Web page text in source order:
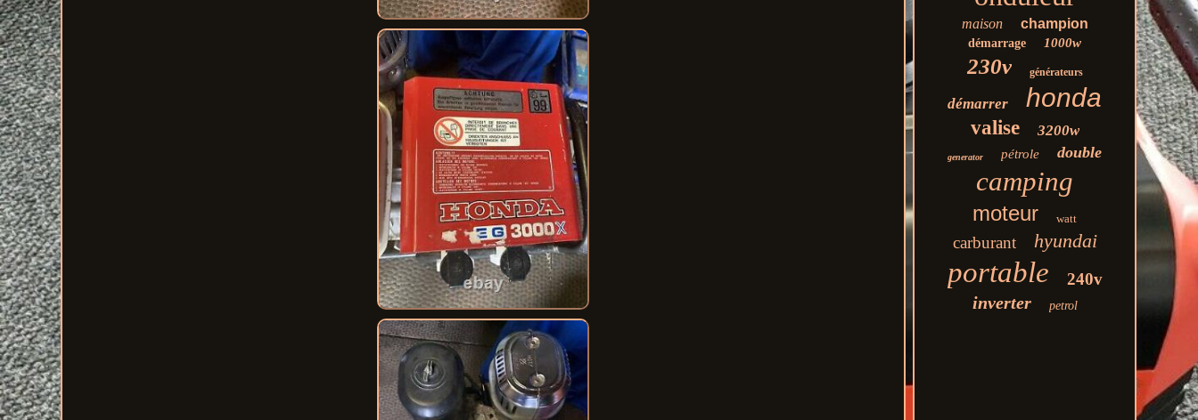
maison champion
démarrage 1000w
230v générateurs
démarrer honda
valise 3200w
generator pétrole double
camping
moteur watt
carburant hyundai
portable 240v
inverter petrol